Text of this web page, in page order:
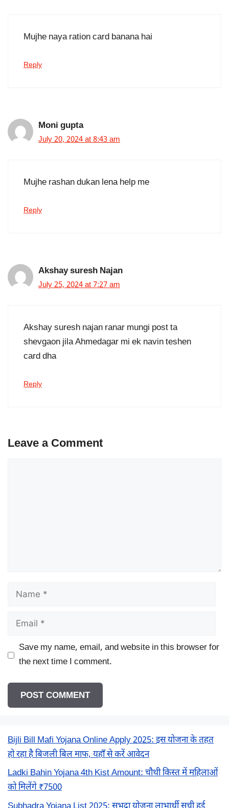
Mujhe naya ration card banana hai
Reply
Moni gupta
July 20, 2024 at 8:43 am
Mujhe rashan dukan lena help me
Reply
Akshay suresh Najan
July 25, 2024 at 7:27 am
Akshay suresh najan ranar mungi post ta
shevgaon jila Ahmedagar mi ek navin teshen
card dha
Reply
Leave a Comment
Name
Email
Save my name, email, and website in this browser for
the next time I comment.
Bijli Bill Mafi Yojana Online Apply 2025: इस योजना के तहत
हो रहा है बिजली बिल माफ, यहाँ से करें आवेदन
Ladki Bahin Yojana 4th Kist Amount: चौथी किस्त में महिलाओं
को मिलेंगे ₹7500